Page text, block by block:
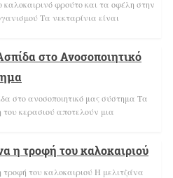
καλοκαιρινό φρούτο και τα οφέλη στην
Τα νεκταρίνια είναι
στο Ανοσοποιητικό
στο ανοσοποιητικό μας σύστημα Τα
κερασιού αποτελούν μια
η τροφή του καλοκαιριού
του καλοκαιριού H μελιτζάνα